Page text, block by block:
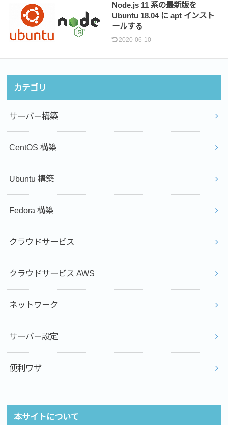
Node.js 11 系の最新版を
Ubuntu 18.04 に apt インスト
ールする
2020-06-10
カテゴリ
サーバー構築
CentOS 構築
Ubuntu 構築
Fedora 構築
クラウドサービス
クラウドサービス AWS
ネットワーク
サーバー設定
便利ワザ
本サイトについて